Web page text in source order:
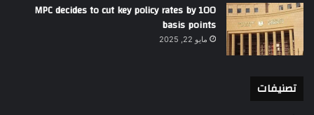
MPC decides to cut key policy rates by 100
basis points
مايو 22, 2025
تصنيفات